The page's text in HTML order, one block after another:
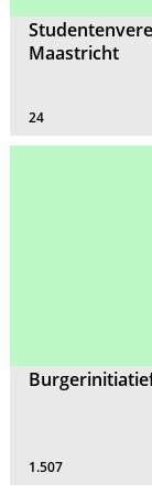
Maastricht
24
1.507